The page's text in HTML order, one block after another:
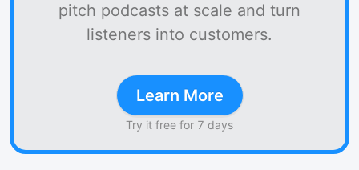
pitch podcasts at scale and turn
listeners into customers.
Learn More
Try it free for 7 days